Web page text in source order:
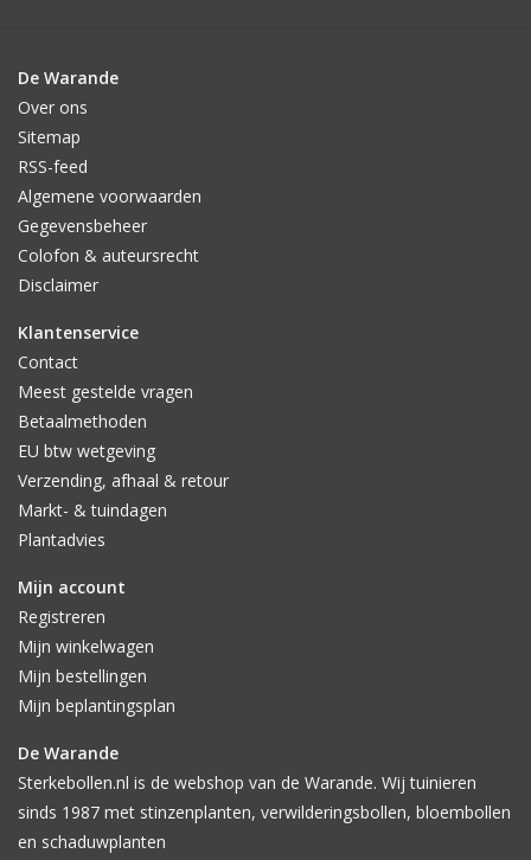
De Warande
Over ons
Sitemap
RSS-feed
Algemene voorwaarden
Gegevensbeheer
Colofon & auteursrecht
Disclaimer
Klantenservice
Contact
Meest gestelde vragen
Betaalmethoden
EU btw wetgeving
Verzending, afhaal & retour
Markt- & tuindagen
Plantadvies
Mijn account
Registreren
Mijn winkelwagen
Mijn bestellingen
Mijn beplantingsplan
De Warande
Sterkebollen.nl is de webshop van de Warande. Wij tuinieren
sinds 1987 met stinzenplanten, verwilderingsbollen, bloembollen
en schaduwplanten